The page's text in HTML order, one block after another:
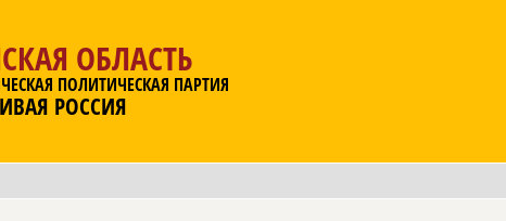
ОБЛАСТЬ
ПОЛИТИЧЕСКАЯ ПАРТИЯ
РОССИЯ